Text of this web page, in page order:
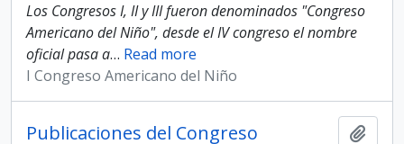
Los Congresos I, II y III fueron denominados "Congreso
Americano del Niño", desde el IV congreso el nombre
oficial pasa a… Read more
I Congreso Americano del Niño
Publicaciones del Congreso